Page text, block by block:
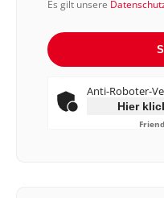
Es gilt unsere
Anti-Roboter-
Hier